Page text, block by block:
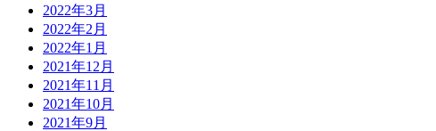
2022年3月
2022年2月
2022年1月
2021年12月
2021年11月
2021年10月
2021年9月